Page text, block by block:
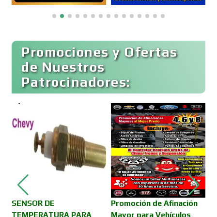
Clínicas y Hospitales
Clubes Deportivos
Cocinas Integrales
Combustibles y Lubricantes
Compresores de aire
Promociones y Ofertas
de Nuestros
Patrocinadores:
SENSOR DE
TEMPERATURA PARA
Promoción de Afinación
Mayor para Vehículos